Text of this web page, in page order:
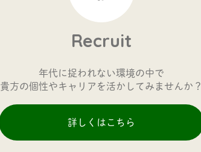
Recruit
年代に捉われない環境の中で
貴方の個性やキャリアを活かしてみませんか？
詳しくはこちら